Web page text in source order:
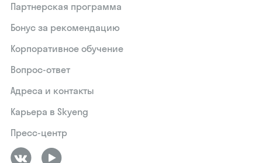
Партнерская программа
Бонус за рекомендацию
Корпоративное обучение
Вопрос-ответ
Адреса и контакты
Карьера в Skyeng
Пресс-центр